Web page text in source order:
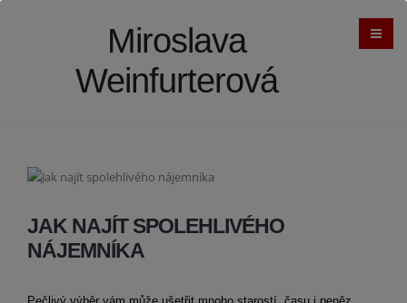
Miroslava
Weinfurterová
JAK NAJÍT SPOLEHLIVÉHO
NÁJEMNÍKA